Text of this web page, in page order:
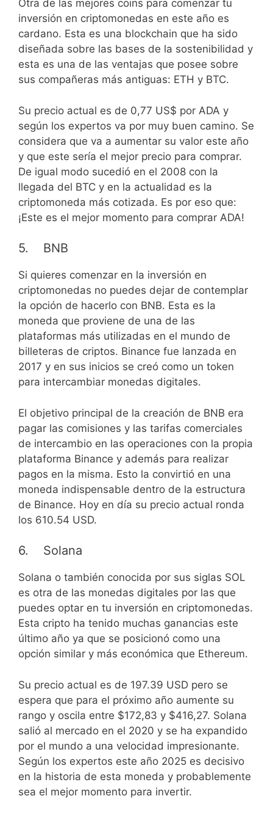
Otra de las mejores coins para comenzar tu
inversión en criptomonedas en este año es
cardano. Esta es una blockchain que ha sido
diseñada sobre las bases de la sostenibilidad y
esta es una de las ventajas que posee sobre
sus compañeras más antiguas: ETH y BTC.
Su precio actual es de 0,77 US$ por ADA y
según los expertos va por muy buen camino. Se
considera que va a aumentar su valor este año
y que este sería el mejor precio para comprar.
De igual modo sucedió en el 2008 con la
llegada del BTC y en la actualidad es la
criptomoneda más cotizada. Es por eso que:
¡Este es el mejor momento para comprar ADA!
5. BNB
Si quieres comenzar en la inversión en
criptomonedas no puedes dejar de contemplar
la opción de hacerlo con BNB. Esta es la
moneda que proviene de una de las
plataformas más utilizadas en el mundo de
billeteras de criptos. Binance fue lanzada en
2017 y en sus inicios se creó como un token
para intercambiar monedas digitales.
El objetivo principal de la creación de BNB era
pagar las comisiones y las tarifas comerciales
de intercambio en las operaciones con la propia
plataforma Binance y además para realizar
pagos en la misma. Esto la convirtió en una
moneda indispensable dentro de la estructura
de Binance. Hoy en día su precio actual ronda
los 610.54 USD.
6. Solana
Solana o también conocida por sus siglas SOL
es otra de las monedas digitales por las que
puedes optar en tu inversión en criptomonedas.
Esta cripto ha tenido muchas ganancias este
último año ya que se posicionó como una
opción similar y más económica que Ethereum.
Su precio actual es de 197.39 USD pero se
espera que para el próximo año aumente su
rango y oscila entre $172,83 y $416,27. Solana
salió al mercado en el 2020 y se ha expandido
por el mundo a una velocidad impresionante.
Según los expertos este año 2025 es decisivo
en la historia de esta moneda y probablemente
sea el mejor momento para invertir.